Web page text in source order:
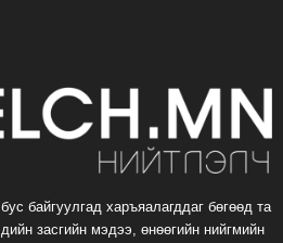
байгуулгад харъяалагддаг бөгөөд та
засгийн мэдээ, өнөөгийн нийгмийн